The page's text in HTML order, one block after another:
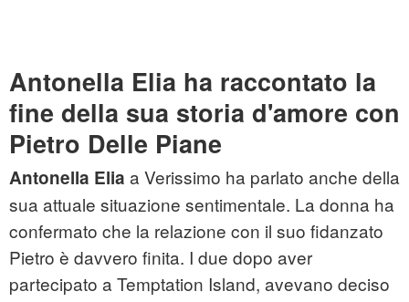
Antonella Elia ha raccontato la
fine della sua storia d'amore con
Pietro Delle Piane
Antonella Elia a Verissimo ha parlato anche della
sua attuale situazione sentimentale. La donna ha
confermato che la relazione con il suo fidanzato
Pietro è davvero finita. I due dopo aver
partecipato a Temptation Island, avevano deciso